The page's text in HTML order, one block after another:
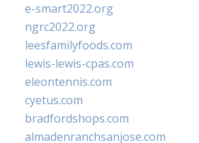
e-smart2022.org
ngrc2022.org
leesfamilyfoods.com
lewis-lewis-cpas.com
eleontennis.com
cyetus.com
bradfordshops.com
almadenranchsanjose.com